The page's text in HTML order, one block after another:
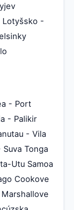
Lotyšsko -
- Port
- Palikir
- Vila
Tonga
Utu Samoa
Cookove